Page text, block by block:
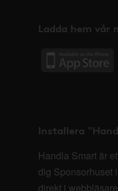
Ladda hem vår
Installera
Handla Smart är
dig Sponsorhuset
direkt i